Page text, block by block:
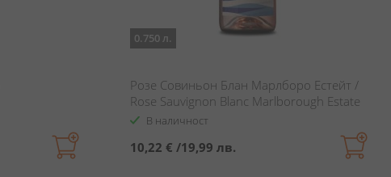
0.750 л.
Розе Совиньон Блан Марлборо Естейт /
Rose Sauvignon Blanc Marlborough Estate
Reserve
В наличност
10,22 € /19,99 лв.